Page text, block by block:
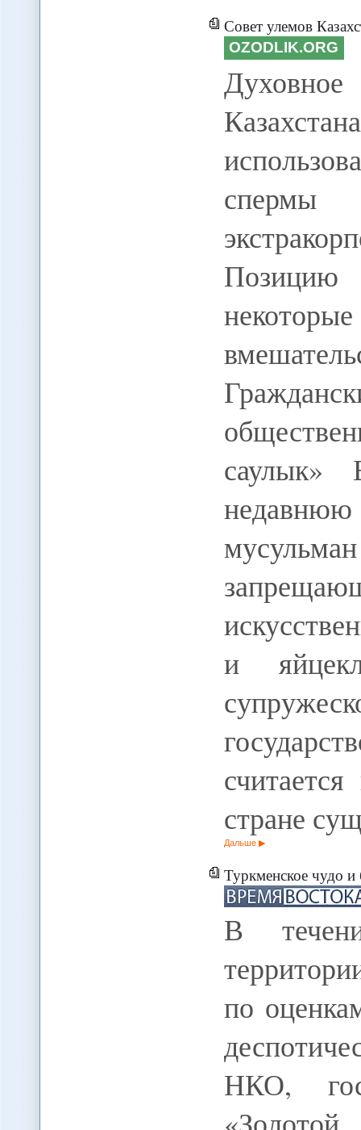
Совет улемов Казахстана
OZODLIK.ORG
спермы
Позицию
саулык»
недавнюю
и
стране
Дальше
Туркменское чудо и
В
по
НКО,